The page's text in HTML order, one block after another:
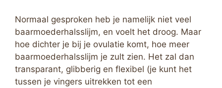
Normaal gesproken heb je namelijk niet veel
baarmoederhalsslijm, en voelt het droog. Maar
hoe dichter je bij je ovulatie komt, hoe meer
baarmoederhalsslijm je zult zien. Het zal dan
transparant, glibberig en flexibel (je kunt het
tussen je vingers uitrekken tot een